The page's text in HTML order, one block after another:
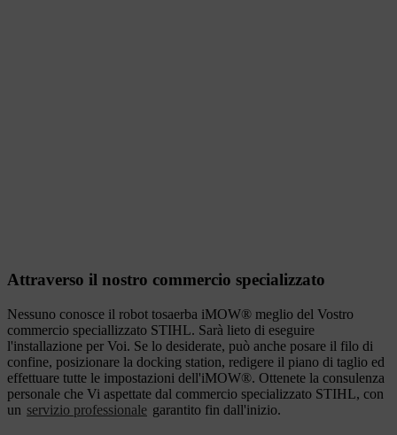
Attraverso il nostro commercio specializzato
Nessuno conosce il robot tosaerba iMOW® meglio del Vostro
commercio speciallizzato STIHL. Sarà lieto di eseguire
l'installazione per Voi. Se lo desiderate, può anche posare il filo di
confine, posizionare la docking station, redigere il piano di taglio ed
effettuare tutte le impostazioni dell'iMOW®. Ottenete la consulenza
personale che Vi aspettate dal commercio specializzato STIHL, con
un servizio professionale garantito fin dall'inizio.